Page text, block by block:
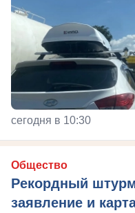
сегодня в 10:30
Общество
Рекордный
заявление и